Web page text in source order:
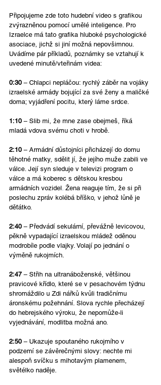
Připojujeme zde toto hudební video s grafikou
zvýrazněnou pomocí umělé inteligence. Pro
Izraelce má tato grafika hluboké psychologické
asociace, jichž si jiní možná nepovšimnou.
Uvádíme pár příkladů, poznámky se vztahují k
uvedené minutě/vteřinám videa:
0:30 – Chlapci nepláčou: rychlý záběr na vojáky
izraelské armády bojující za své ženy a maličké
doma; vyjádření pocitu, který láme srdce.
1:10 – Slib mi, že mne zase obejmeš, říká
mladá vdova svému choti v hrobě.
2:10 – Armádní důstojníci přicházejí do domu
těhotné matky, sdělit jí, že jejího muže zabili ve
válce. Její syn sleduje v televizi program o
válce a má koberec s dětskou kresbou
armádních vozidel. Žena reaguje tím, že si při
poslechu zpráv kolébá bříško, v jehož lůně je
děťátko.
2:40 – Předvádí sekulární, převážně levicovou,
pěkně vypadající izraelskou mládež oděnou
modrobíle podle vlajky. Volají po jednání o
výměně rukojmích.
2:47 – Střih na ultranáboženské, většinou
pravicové křídlo, které se v pesachovém týdnu
shromáždilo u Zdi nářků kvůli tradičnímu
áronskému požehnání. Slova rychle přecházejí
do hebrejského výroku, že nepomůže-li
vyjednávání, modlitba možná ano.
2:50 – Ukazuje spoutaného rukojmího v
podzemí se závěrečnými slovy: nechte mi
alespoň svíčku s mihotavým plamenem,
světélko naděje.